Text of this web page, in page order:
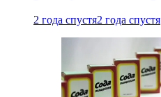
2 года спустя2 года спустя